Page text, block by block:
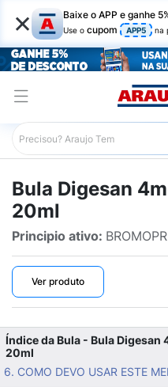
× Baixe o APP e ganhe
Use o cupom APP5 na
Araujo Bulário Araujo
Bula Digesan
20ml
Principio ativo:
Ver produto
Índice da Bula - Bula Digesan
20ml
6. COMO DEVO USAR ESTE